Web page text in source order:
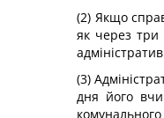
(2) Якщо
як через
(3)
дня його